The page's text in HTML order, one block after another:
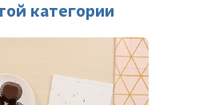
категории